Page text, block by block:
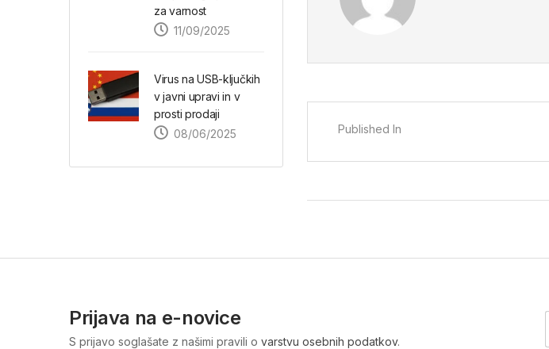
za varnost
11/09/2025
Virus na USB-ključkih
v javni upravi in v
prosti prodaji
08/06/2025
Published In
Prijava na e-novice
S prijavo soglašate z našimi pravili o varstvu osebnih podatkov.